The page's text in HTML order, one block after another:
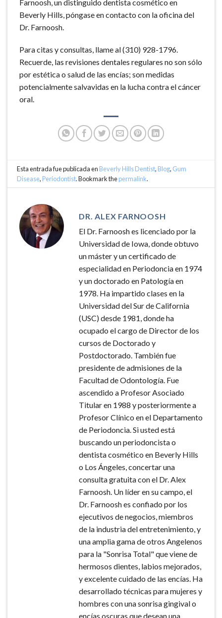
Farnoosh, un distinguido dentista cosmético en
Beverly Hills, póngase en contacto con la oficina del
Dr. Farnoosh.
Para citas y consultas, llame al (310) 928-1796.
Recuerde, las revisiones dentales regulares no son sólo
por estética o salud de las encías; son medidas
potencialmente salvavidas en la lucha contra el cáncer
oral.
Esta entrada fue publicada en Beverly Hills Dentist, Blog, Gum
Disease, Periodontist. Bookmark thepermalink.
DR. ALEX FARNOOSH
El Dr. Farnoosh es licenciado por la
Universidad de Iowa, donde obtuvo
un máster y un certificado de
especialidad en Periodoncia en 1974
y un doctorado en Patología en
1978. Ha impartido clases en la
Universidad del Sur de California
(USC) desde 1981, donde ha
ocupado el cargo de Director de los
cursos de Doctorado y
Postdoctorado. También fue
presidente de admisiones de la
Facultad de Odontología. Fue
ascendido a Profesor Asociado
Titular en 1988 y posteriormente a
Profesor Clínico en el Departamento
de Periodoncia. Si usted está
buscando un periodoncista o
dentista cosmético en Beverly Hills
o Los Ángeles, concertar una
consulta gratuita con el Dr. Alex
Farnoosh. Un líder en su campo, el
Dr. Farnoosh es confiado por los
ejecutivos de negocios, miembros
de la industria del entretenimiento, y
una amplia gama de otros Angelenos
para la "Sonrisa Total" que viene de
hermosos dientes, labios mejorados,
y excelente cuidado de las encías. Ha
desarrollado técnicas para mujeres y
hombres con una sonrisa gingival o
encías oscuras que desean una